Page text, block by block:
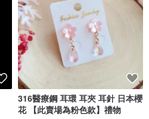
316醫療鋼 耳環 耳夾 耳針 日本櫻
花 【此賣場為粉色款】禮物